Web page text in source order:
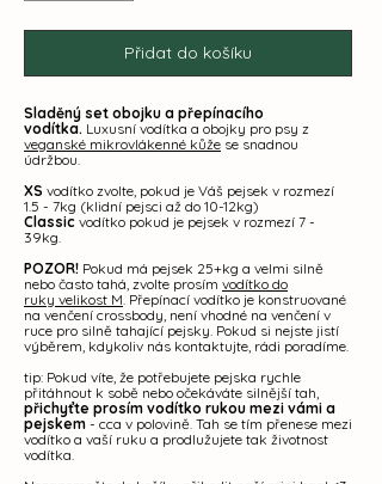
Přidat do košíku
Sladěný set obojku a přepínacího
vodítka. Luxusní vodítka a obojky pro psy z
veganské mikrovlákenné kůže se snadnou
údržbou.
XS vodítko zvolte, pokud je Váš pejsek v rozmezí
1.5 - 7kg (klidní pejsci až do 10-12kg)
Classic vodítko pokud je pejsek v rozmezí 7 -
39kg.
POZOR! Pokud má pejsek 25+kg a velmi silně
nebo často tahá, zvolte prosím vodítko do
ruky velikost M. Přepínací vodítko je konstruované
na venčení crossbody, není vhodné na venčení v
ruce pro silně tahající pejsky. Pokud si nejste jistí
výběrem, kdykoliv nás kontaktujte, rádi poradíme.
tip: Pokud víte, že potřebujete pejska rychle
přitáhnout k sobě nebo očekáváte silnější tah,
přichyťte prosím vodítko rukou mezi vámi a
pejskem - cca v polovině. Tah se tím přenese mezi
vodítko a vaší ruku a prodlužujete tak životnost
vodítka.